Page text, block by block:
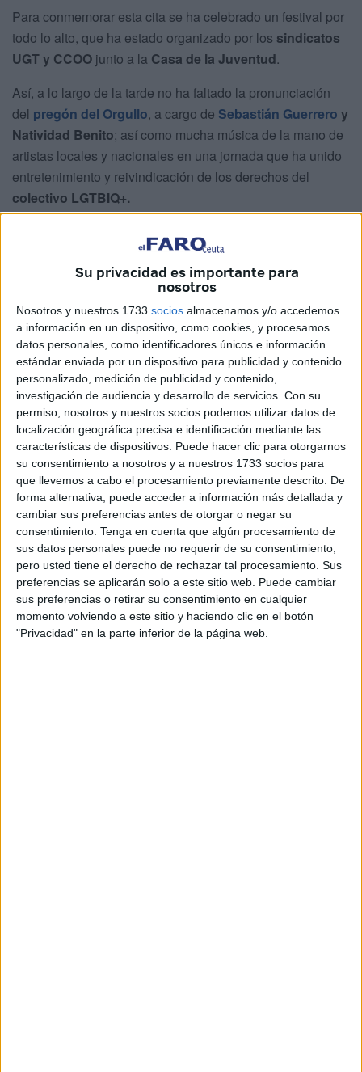
Su privacidad es importante para
nosotros
Nosotros y nuestros 1733 socios almacenamos y/o accedemos
a información en un dispositivo, como cookies, y procesamos
datos personales, como identificadores únicos e información
estándar enviada por un dispositivo para publicidad y contenido
personalizado, medición de publicidad y contenido,
investigación de audiencia y desarrollo de servicios. Con su
permiso, nosotros y nuestros socios podemos utilizar datos de
localización geográfica precisa e identificación mediante las
características de dispositivos. Puede hacer clic para otorgarnos
su consentimiento a nosotros y a nuestros 1733 socios para
que llevemos a cabo el procesamiento previamente descrito. De
forma alternativa, puede acceder a información más detallada y
cambiar sus preferencias antes de otorgar o negar su
consentimiento. Tenga en cuenta que algún procesamiento de
sus datos personales puede no requerir de su consentimiento,
pero usted tiene el derecho de rechazar tal procesamiento. Sus
preferencias se aplicarán solo a este sitio web. Puede cambiar
sus preferencias o retirar su consentimiento en cualquier
momento volviendo a este sitio y haciendo clic en el botón
"Privacidad" en la parte inferior de la página web.
Para conmemorar esta cita se ha celebrado un festival por
todo lo alto, que ha estado organizado por los sindicatos
UGT y CCOO junto a la Casa de la Juventud.
Así, a lo largo de la tarde no ha faltado la pronunciación
del pregón del Orgullo, a cargo de Sebastián Guerrero y
Natividad Benito; así como mucha música de la mano de
artistas locales y nacionales en una jornada que ha unido
entretenimiento y reivindicación de los derechos del
colectivo LGTBIQ+.
Entrada gratuita
A las seis de la tarde, las puertas del Auditorio de la
Marina se han abierto al público para ofrecer una tarde
inolvidable y repleta de actividades para celebrar el
Festival Orgullo 2026.